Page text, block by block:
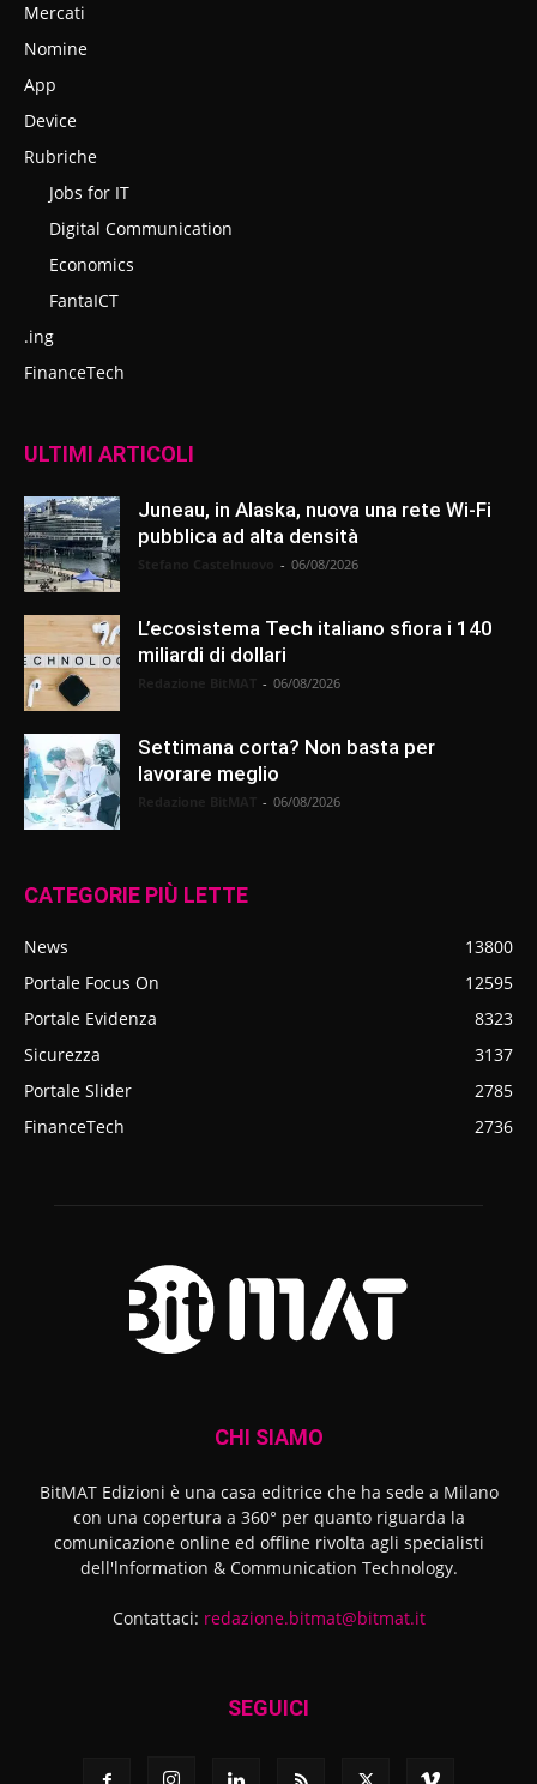
Mercati
Nomine
App
Device
Rubriche
Jobs for IT
Digital Communication
Economics
FantaICT
.ing
FinanceTech
ULTIMI ARTICOLI
Juneau, in Alaska, nuova una rete Wi-Fi
pubblica ad alta densità
- 06/08/2026
L’ecosistema Tech italiano sfiora i 140
miliardi di dollari
- 06/08/2026
Settimana corta? Non basta per
lavorare meglio
- 06/08/2026
CATEGORIE PIÙ LETTE
News
13800
Portale Focus On
12595
Portale Evidenza
8323
Sicurezza
3137
Portale Slider
2785
FinanceTech
2736
CHI SIAMO
BitMAT Edizioni è una casa editrice che ha sede a Milano
con una copertura a 360° per quanto riguarda la
comunicazione online ed offline rivolta agli specialisti
dell'lnformation & Communication Technology.
Contattaci: redazione.bitmat@bitmat.it
SEGUICI